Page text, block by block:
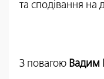
та сподівання
З повагою Вадим